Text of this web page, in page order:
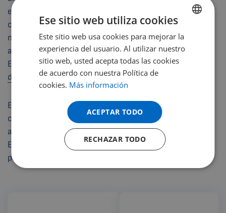
empresa Petr Hrnčíř es la propietaria de la licencia
comercial para la fabricación de dispositivos médicos,
mediación de negocios y servicios, y para otras
actividades mencionadas en el extracto.
El extracto del registro mercantil fue emitido por:
de licencias comerciales Hořice .
En el Certificado de registro la empresa Petr Hrnčíř
confirma que es pagadora de impuesto sobre el valor
añadido.
El Certificado de registro del pagador de IVA fue emitido
por:
ENGLISH
DUTCH
GERMAN
SPANISH
CATALAN
Ese sitio web utiliza cookies
Este sitio web usa cookies para mejorar la
experiencia del usuario. Al utilizar nuestro
sitio web, usted acepta todas las cookies
de acuerdo con nuestra Política de
cookies. Más información
ACEPTAR TODO
RECHAZAR TODO